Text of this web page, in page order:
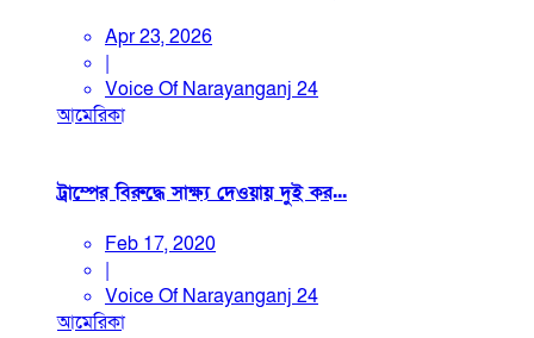
Apr 23, 2026
|
Voice Of Narayanganj 24
আমেরিকা
ট্রাম্পের বিরুদ্ধে সাক্ষ্য দেওয়ায় দুই কর...
Feb 17, 2020
|
Voice Of Narayanganj 24
আমেরিকা